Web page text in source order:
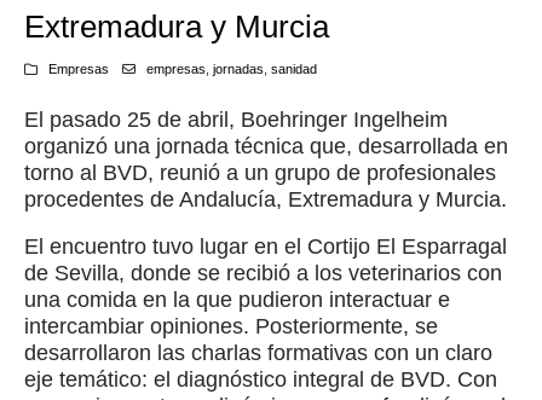
Extremadura y Murcia
Empresas empresas jornadas sanidad
El pasado 25 de abril, Boehringer Ingelheim
organizó una jornada técnica que, desarrollada en
torno al BVD, reunió a un grupo de profesionales
procedentes de Andalucía, Extremadura y Murcia.
El encuentro tuvo lugar en el Cortijo El Esparragal
de Sevilla, donde se recibió a los veterinarios con
una comida en la que pudieron interactuar e
intercambiar opiniones. Posteriormente, se
desarrollaron las charlas formativas con un claro
eje temático: el diagnóstico integral de BVD. Con